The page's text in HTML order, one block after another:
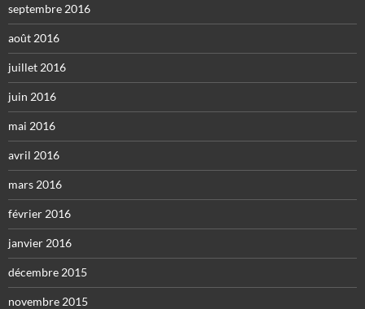
septembre 2016
août 2016
juillet 2016
juin 2016
mai 2016
avril 2016
mars 2016
février 2016
janvier 2016
décembre 2015
novembre 2015